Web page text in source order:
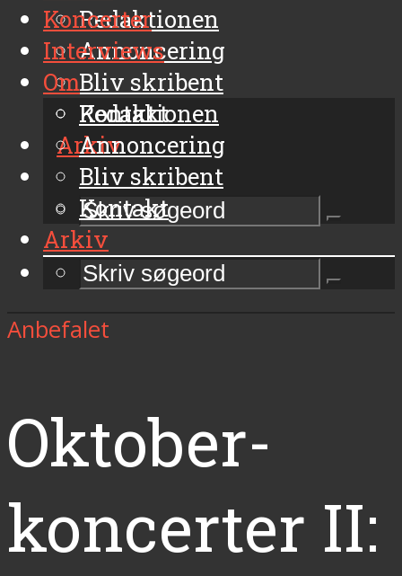
Redaktionen
Annoncering
Bliv skribent
Kontakt
Arkiv
Koncerter
Interviews
Om
Redaktionen
Annoncering
Bliv skribent
Kontakt
Arkiv
Anbefalet
Oktober-
koncerter II: